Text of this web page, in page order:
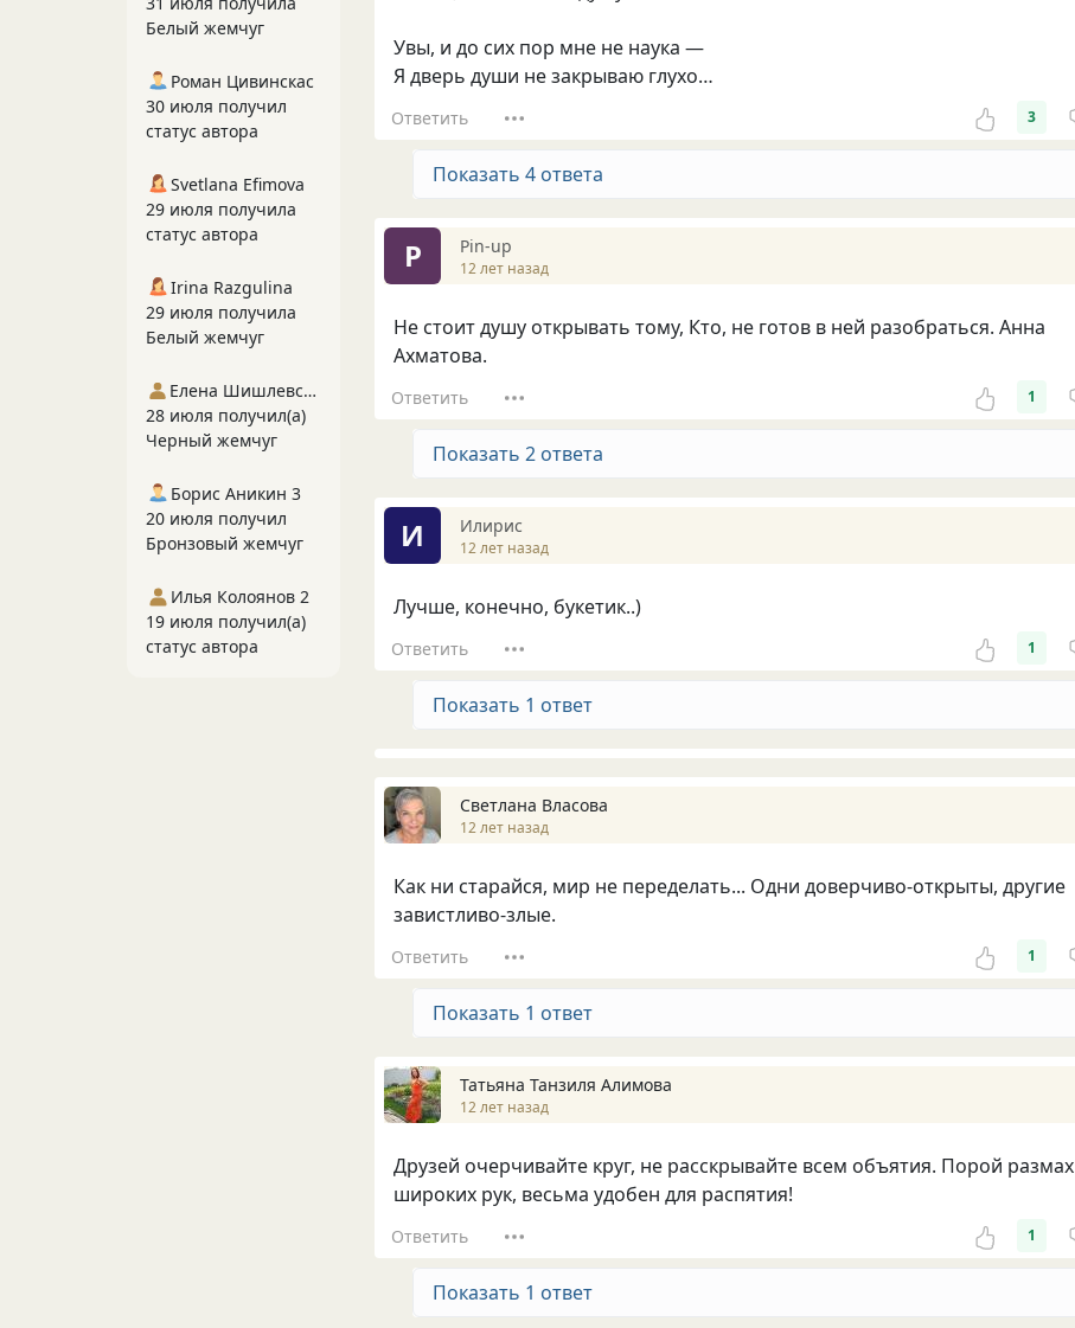
Увы, и до сих пор мне не наука —
Я дверь души не закрываю глухо…
Ответить 3
Показать 4 ответа
P Pin-up
12 лет назад
Не стоит душу открывать тому, Кто, не готов в ней разобраться. Анна
Ахматова.
Ответить 1
Показать 2 ответа
И Илирис
12 лет назад
Лучше, конечно, букетик..)
Ответить 1
Показать 1 ответ
Светлана Власова
12 лет назад
Как ни старайся, мир не переделать... Одни доверчиво-открыты, другие
завистливо-злые.
Ответить 1
Показать 1 ответ
Татьяна Танзиля Алимова
12 лет назад
Друзей очерчивайте круг, не расскрывайте всем объятия. Порой размах
широких рук, весьма удобен для распятия!
Ответить 1
Показать 1 ответ
Белый жемчуг
Роман Цивинскас
30 июля получил
статус автора
Svetlana Efimova
29 июля получила
статус автора
Irina Razgulina
29 июля получила
Белый жемчуг
Елена Шишлевская
28 июля получил(а)
Черный жемчуг
Борис Аникин 3
20 июля получил
Бронзовый жемчуг
Илья Колоянов 2
19 июля получил(а)
статус автора